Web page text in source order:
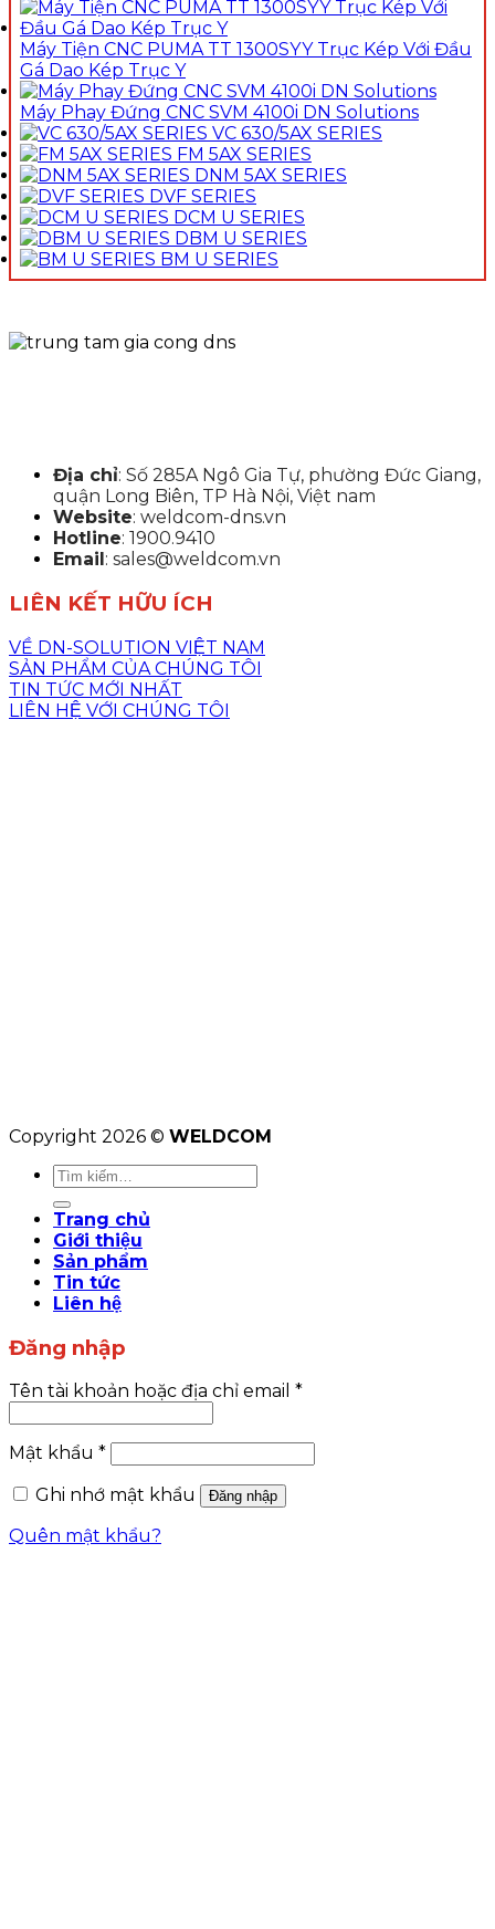
Máy Tiện CNC PUMA TT 1300SYY Trục Kép Với Đầu
Gá Dao Kép Trục Y
Máy Phay Đứng CNC SVM 4100i DN Solutions
VC 630/5AX SERIES
FM 5AX SERIES
DNM 5AX SERIES
DVF SERIES
DCM U SERIES
DBM U SERIES
BM U SERIES
Địa chỉ: Số 285A Ngô Gia Tự, phường Đức Giang,
quận Long Biên, TP Hà Nội, Việt nam
Website: weldcom-dns.vn
Hotline: 1900.9410
Email : sales@weldcom.vn
LIÊN KẾT HỮU ÍCH
VỀ DN-SOLUTION VIỆT NAM
SẢN PHẨM CỦA CHÚNG TÔI
TIN TỨC MỚI NHẤT
LIÊN HỆ VỚI CHÚNG TÔI
Copyright 2026 © WELDCOM
Tìm
kiếm:
Trang chủ
Giới thiệu
Sản phẩm
Tin tức
Liên hệ
Đăng nhập
Tên tài khoản hoặc địa chỉ email *
Mật khẩu *
Ghi nhớ mật khẩu
Đăng nhập
Quên mật khẩu?